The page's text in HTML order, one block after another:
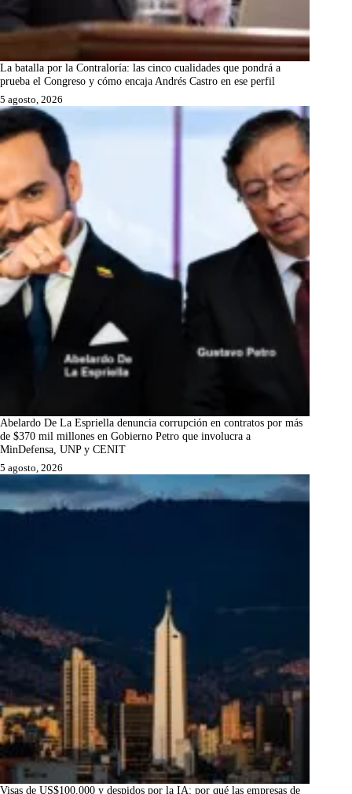
La batalla por la Contraloría: las cinco cualidades que pondrá a
prueba el Congreso y cómo encaja Andrés Castro en ese perfil
5 agosto, 2026
Abelardo De La Espriella denuncia corrupción en contratos por más
de $370 mil millones en Gobierno Petro que involucra a
MinDefensa, UNP y CENIT
5 agosto, 2026
Visas de US$100.000 y despidos por la IA: por qué las empresas de